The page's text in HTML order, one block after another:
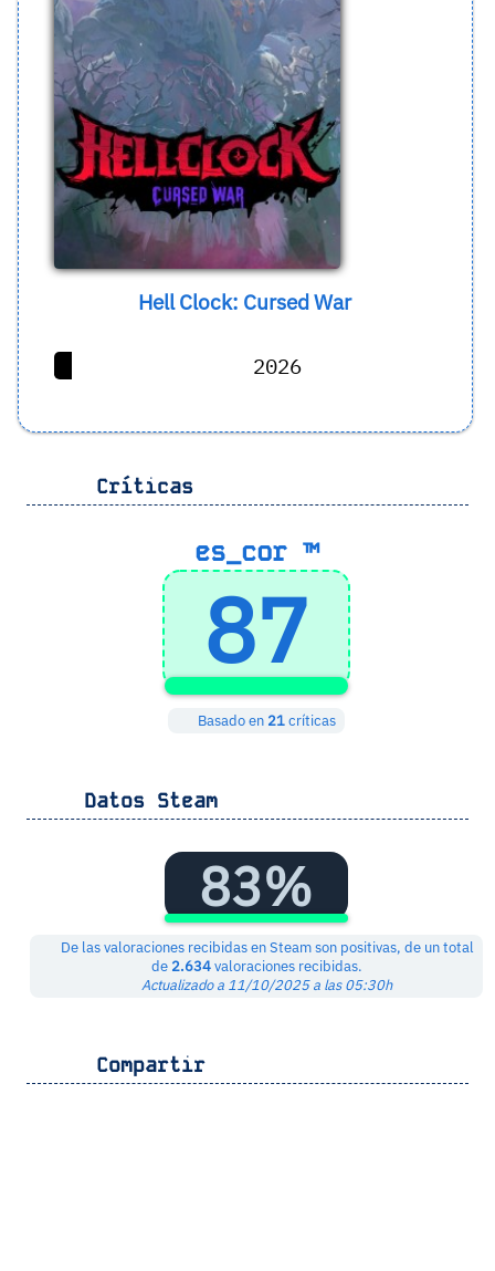
Hell Clock: Cursed War
2026
Críticas
es_cor ™
87
Basado en 21críticas
Datos Steam
83%
De las valoraciones recibidas en Steam son positivas, de un total
de 2.634valoraciones recibidas.
Actualizado a 11/10/2025 a las 05:30h
Compartir